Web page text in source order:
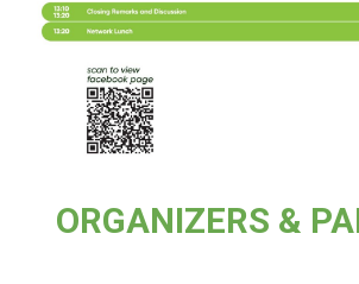
ORGANIZERS &